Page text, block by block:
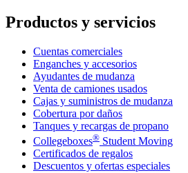
Productos y servicios
Cuentas comerciales
Enganches y accesorios
Ayudantes de mudanza
Venta de camiones usados
Cajas y suministros de mudanza
Cobertura por daños
Tanques y recargas de propano
Collegeboxes® Student Moving
Certificados de regalos
Descuentos y ofertas especiales